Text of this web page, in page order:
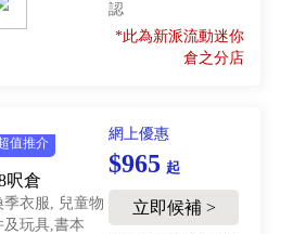
認
*此為新派流動迷你
倉之分店
值推介
呎倉
季衣服, 兒童物
及玩具,書本
網上優惠
$965 起
立即候補 >